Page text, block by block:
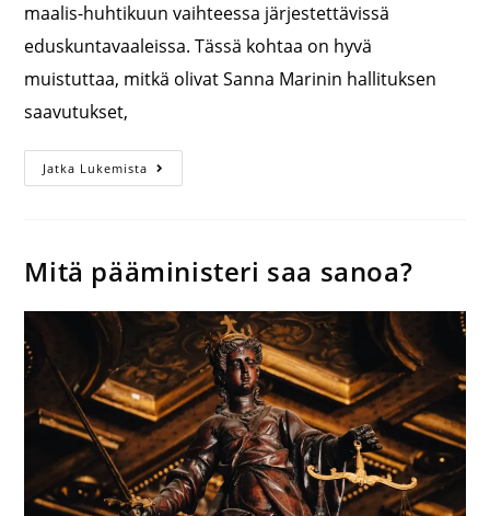
maalis-huhtikuun vaihteessa järjestettävissä
eduskuntavaaleissa. Tässä kohtaa on hyvä
muistuttaa, mitkä olivat Sanna Marinin hallituksen
saavutukset,
Jatka Lukemista
Mitä pääministeri saa sanoa?